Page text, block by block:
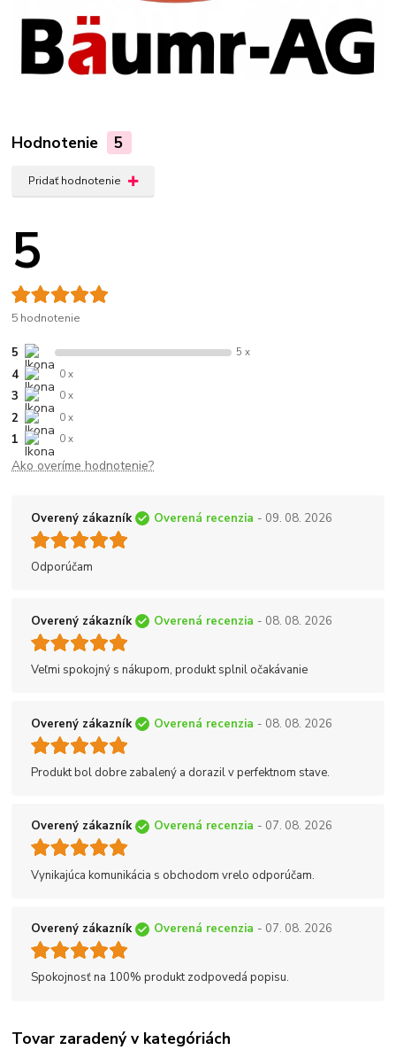
Hodnotenie 5
Pridať hodnotenie
5
5 hodnotenie
5 5 x
4 0 x
3 0 x
2 0 x
1 0 x
Ako overíme hodnotenie?
Overený zákazník Overená recenzia - 09. 08. 2026
Odporúčam
Overený zákazník Overená recenzia - 08. 08. 2026
Veľmi spokojný s nákupom, produkt splnil očakávanie
Overený zákazník Overená recenzia - 08. 08. 2026
Produkt bol dobre zabalený a dorazil v perfektnom stave.
Overený zákazník Overená recenzia - 07. 08. 2026
Vynikajúca komunikácia s obchodom vrelo odporúčam.
Overený zákazník Overená recenzia - 07. 08. 2026
Spokojnosť na 100% produkt zodpovedá popisu.
Tovar zaradený v kategóriách